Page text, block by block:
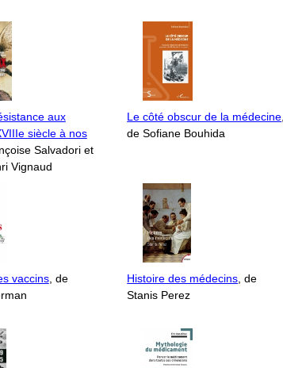
aux
siècle à nos
Salvadori et
Vignaud
Le côté obscur de la médecine,
de Sofiane Bouhida
vaccins, de
Histoire des médecins, de
Stanis Perez